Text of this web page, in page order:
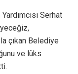
Serhat
çıkan Belediye
ve lüks